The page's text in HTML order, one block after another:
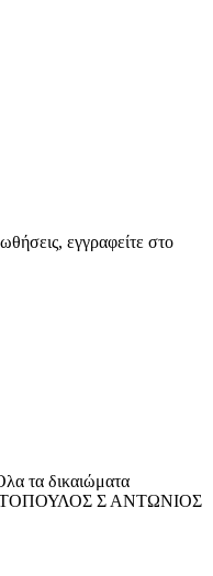
εγγραφείτε στο
τα δικαιώματα
ΦΩΤΟΠΟΥΛΟΣ Σ ΑΝΤΩΝΙΟΣ